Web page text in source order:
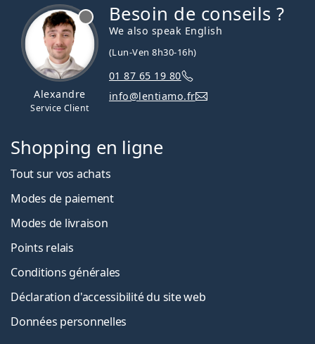
Alexandre
Service Client
Besoin de conseils ?
We also speak English
(Lun-Ven 8h30-16h)
01 87 65 19 80
info@lentiamo.fr
Shopping en ligne
Tout sur vos achats
Modes de paiement
Modes de livraison
Points relais
Conditions générales
Déclaration d'accessibilité du site web
Données personnelles